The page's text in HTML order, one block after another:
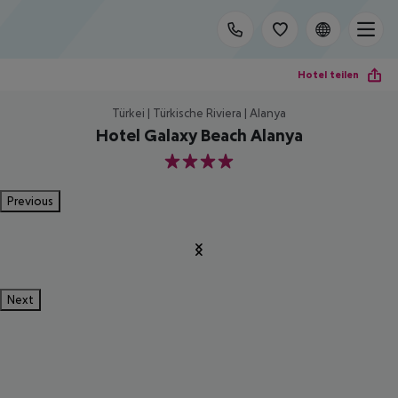
Hotel teilen
Türkei | Türkische Riviera | Alanya
Hotel Galaxy Beach Alanya
4
Previous
Next